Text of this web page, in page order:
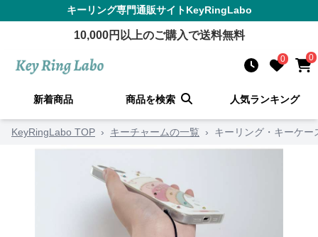
キーリング専門通販サイトKeyRingLabo
10,000円以上のご購入で送料無料
0 0
新着商品 商品を検索 人気ランキング
KeyRingLabo TOP › キーチャームの一覧 › キーリング・キーケ